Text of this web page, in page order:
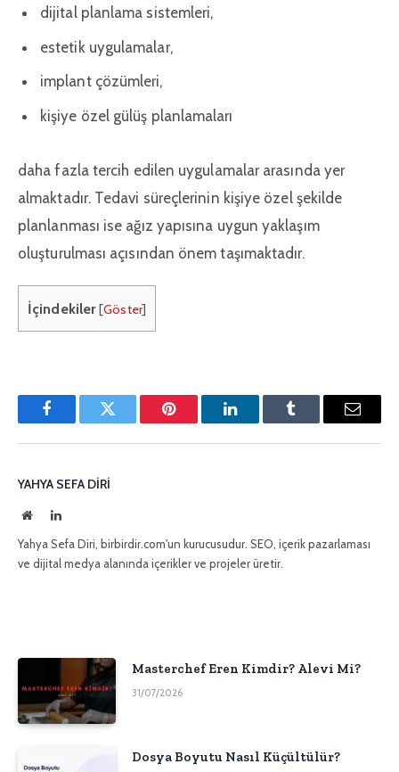
dijital planlama sistemleri,
estetik uygulamalar,
implant çözümleri,
kişiye özel gülüş planlamaları
daha fazla tercih edilen uygulamalar arasında yer
almaktadır. Tedavi süreçlerinin kişiye özel şekilde
planlanması ise ağız yapısına uygun yaklaşım
oluşturulması açısından önem taşımaktadır.
İçindekiler [Göster]
FacebookTwitter Pinterest'inLinkedInTumblr
E-
YAHYA SEFA DIRI
İnternetLinkedIn
Yahya Sefa Diri, birbirdir.com'un kurucusudur. SEO, içerik pazarlaması
ve dijital medya alanında içerikler ve projeler üretir.
Masterchef Eren Kimdir? Alevi Mi?
31/07/2026
Dosya Boyutu Nasıl Küçültülür?